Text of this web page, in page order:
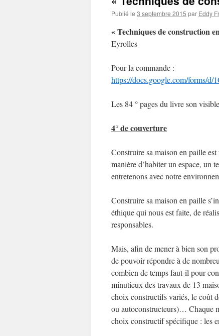
Publié le 3 septembre 2015 par Eddy
« Techniques de construction
Eyrolles
Pour la commande :
https://docs.google.com/forms/
Les 84 ° pages du livre son visible
4° de couverture
Construire sa maison en paille
manière d’habiter un espace, un
entretenons avec notre
Construire sa maison en paille
éthique qui nous est faite, de
responsables.
Mais, afin de mener à bien son
de pouvoir répondre à de
combien de temps faut-il pour
minutieux des travaux de 13
choix constructifs variés, le coût
ou autoconstructeurs)… Chaque
choix constructif spécifique : les